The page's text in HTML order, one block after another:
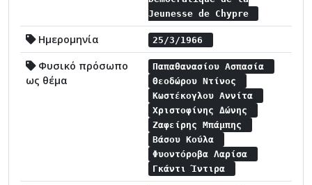
Jeunesse de Chypre
Ημερομηνία 25/3/1966
Φυσικό πρόσωπο
ως θέμα
Παπαθανασίου Ασπασία
Θεοδώρου Ντίνος
Κωστέκογλου Αννίτα
Χριστοφίνης Δώνης
Ζαφείρης Μπάμπης
Βάσου Κούλα
Φυοντόροβα Λαρίσα
Γκάντι Ίντιρα